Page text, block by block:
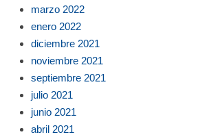
marzo 2022
enero 2022
diciembre 2021
noviembre 2021
septiembre 2021
julio 2021
junio 2021
abril 2021